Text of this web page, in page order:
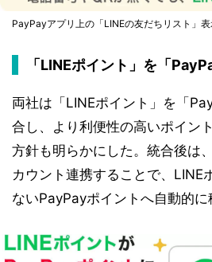
PayPayアプリ上の「LINEの友だちリスト」
「LINEポイント」を「
両社は「LINEポイント」を「
合し、より利便性の高いポイン
方針も明らかにした。統合後は
カウント連携することで、LINE
ないPayPayポイントへ自動的に